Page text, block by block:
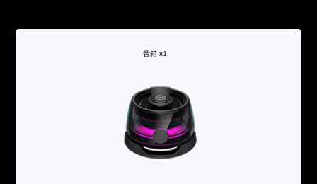
音箱 x1